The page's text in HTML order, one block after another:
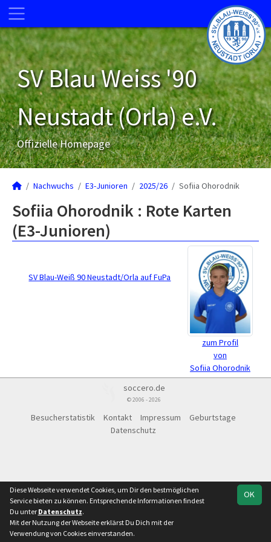
SV Blau Weiss '90
Neustadt (Orla) e.V.
Offizielle Homepage
Nachwuchs E3-Junioren 2025/26 Sofiia Ohorodnik
Sofiia Ohorodnik : Rote Karten
(E3-Junioren)
zum Profil
von
Sofiia Ohorodnik
SV Blau-Weiß 90 Neustadt/Orla auf FuPa
soccero.de
© 2006 - 2026
Besucherstatistik Kontakt Impressum
Geburtstage
Datenschutz
OK
Diese Webseite verwendet Cookies, um Dir den bestmöglichen
Service bieten zu können. Entsprechende Informationen findest
Du unter Datenschutz.
Mit der Nutzung der Webseite erklärst Du Dich mit der
Verwendung von Cookies einverstanden.